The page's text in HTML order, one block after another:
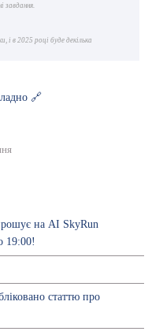
завдання.
в 2025 році буде декілька
🔗
на AI SkyRun
19:00!
статтю про